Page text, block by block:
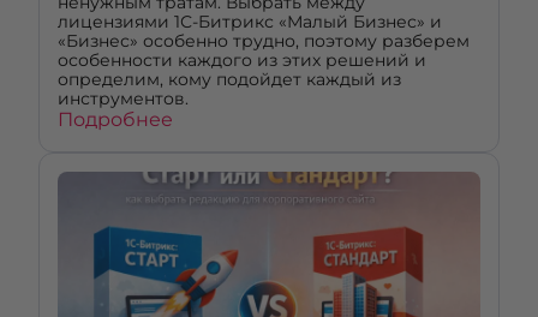
лицензиями 1С-Битрикс «Малый Бизнес» и
«Бизнес» особенно трудно, поэтому разберем
особенности каждого из этих решений и
определим, кому подойдет каждый из
инструментов.
Подробнее